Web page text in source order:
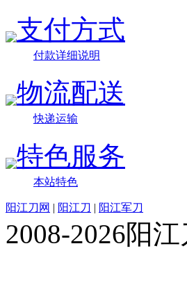
支付方式
付款详细说明
物流配送
快递运输
特色服务
本站特色
阳江刀网 | 阳江刀 | 阳江军刀
2008-2026阳